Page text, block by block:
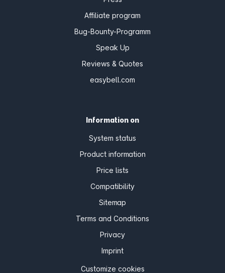
Affiliate program
Bug-Bounty-Programm
Speak Up
Reviews & Quotes
easybell.com
Information on
System status
Product information
Price lists
Compatibility
Sitemap
Terms and Conditions
Privacy
Imprint
Customize cookies